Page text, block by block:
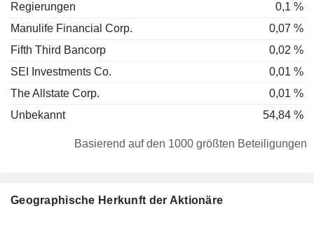
Regierungen
0,1 %
Manulife Financial Corp.
0,07 %
Fifth Third Bancorp
0,02 %
SEI Investments Co.
0,01 %
The Allstate Corp.
0,01 %
Unbekannt
54,84 %
Basierend auf den 1000 größten Beteiligungen
Geographische Herkunft der Aktionäre